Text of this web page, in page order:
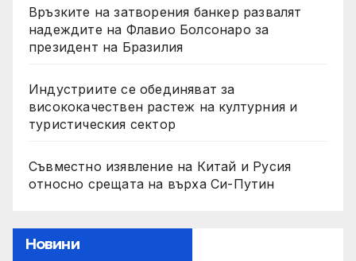
Връзките на затворения банкер развалят
надеждите на Флавио Болсонаро за
президент на Бразилия
Индустриите се обединяват за
висококачествен растеж на културния и
туристическия сектор
Съвместно изявление на Китай и Русия
относно срещата на върха Си-Путин
Новини